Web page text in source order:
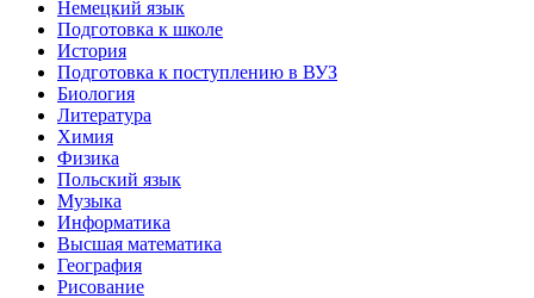
Немецкий язык
Подготовка к школе
История
Подготовка к поступлению в ВУЗ
Биология
Литература
Химия
Физика
Польский язык
Музыка
Информатика
Высшая математика
География
Рисование